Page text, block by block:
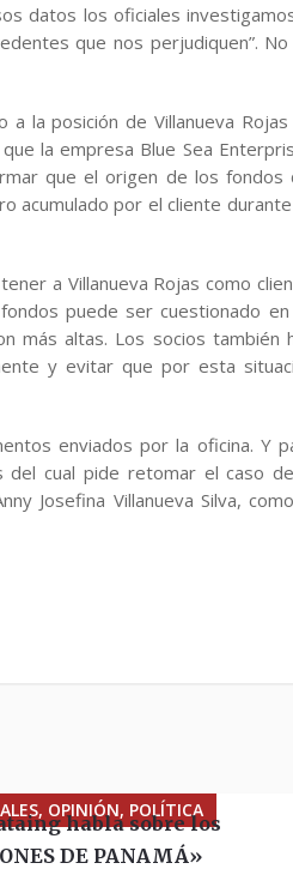
datos los oficiales
que nos perjudiquen”. No
a la posición de Villanueva Rojas
la empresa Blue Sea
que el origen de los fondos
acumulado por el cliente
a Villanueva Rojas como
puede ser cuestionado en
más altas. Los socios también
y evitar que por esta
enviados por la oficina. Y
del cual pide retomar el caso
Josefina Villanueva Silva,
OPINIÓN, POLÍTICA
habla sobre los
DE PANAMÁ»